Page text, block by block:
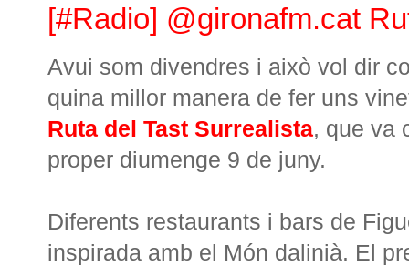
[#Radio] @gironafm.cat
Avui som divendres i això vol dir
quina millor manera de fer uns
Ruta del Tast Surrealista, que va
proper diumenge 9 de juny.
Diferents restaurants i bars de
inspirada amb el Món dalinià. El